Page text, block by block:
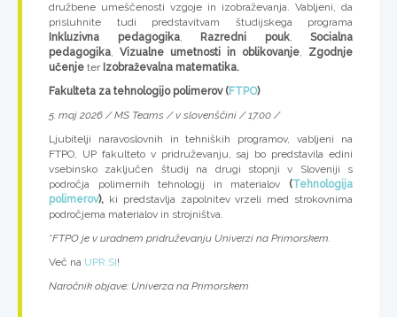
družbene umeščenosti vzgoje in izobraževanja. Vabljeni, da
prisluhnite tudi predstavitvam študijskega programa
Inkluzivna pedagogika, Razredni pouk, Socialna
pedagogika, Vizualne umetnosti in oblikovanje, Zgodnje
učenje terIzobraževalna matematika.
Fakulteta za tehnologijo polimerov (FTPO)
5. maj 2026 / MS Teams / v slovenščini / 17.00 /
Ljubitelji naravoslovnih in tehniških programov, vabljeni na
FTPO, UP fakulteto v pridruževanju, saj bo predstavila edini
vsebinsko zaključen študij na drugi stopnji v Sloveniji s
področja polimernih tehnologij in materialov (Tehnologija
polimerov), ki predstavlja zapolnitev vrzeli med strokovnima
področjema materialov in strojništva.
*FTPO je v uradnem pridruževanju Univerzi na Primorskem.
Več na UPR.SI!
Naročnik objave: Univerza na Primorskem